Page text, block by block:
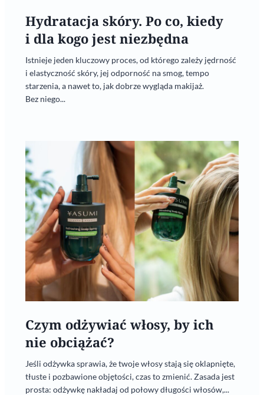
Hydratacja skóry. Po co, kiedy
i dla kogo jest niezbędna
Istnieje jeden kluczowy proces, od którego zależy jędrność
i elastyczność skóry, jej odporność na smog, tempo
starzenia, a nawet to, jak dobrze wygląda makijaż.
Bez niego...
Czym odżywiać włosy, by ich
nie obciążać?
Jeśli odżywka sprawia, że twoje włosy stają się oklapnięte,
tłuste i pozbawione objętości, czas to zmienić. Zasada jest
prosta: odżywkę nakładaj od połowy długości włosów,...